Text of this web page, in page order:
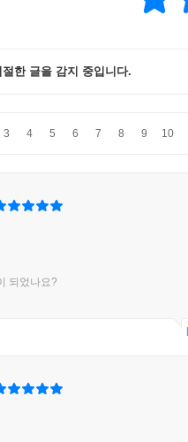
라도 예외일 수 없다!
국 차이 있지만, 협력만이 유
국내 신문에 기사화된 뉴스
설은 인간의 AI에 대한 무
개입해야 하는가라는 문제
서에 대한 욕구가 있어요. 우
절한 글을 감지 중입니다.
3 4 5 6 7 8 9 10
되었나요?